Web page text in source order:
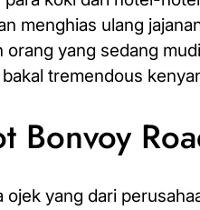
menghias ulang
orang yang sedang
tremendous
Bonvoy
ojek yang dari